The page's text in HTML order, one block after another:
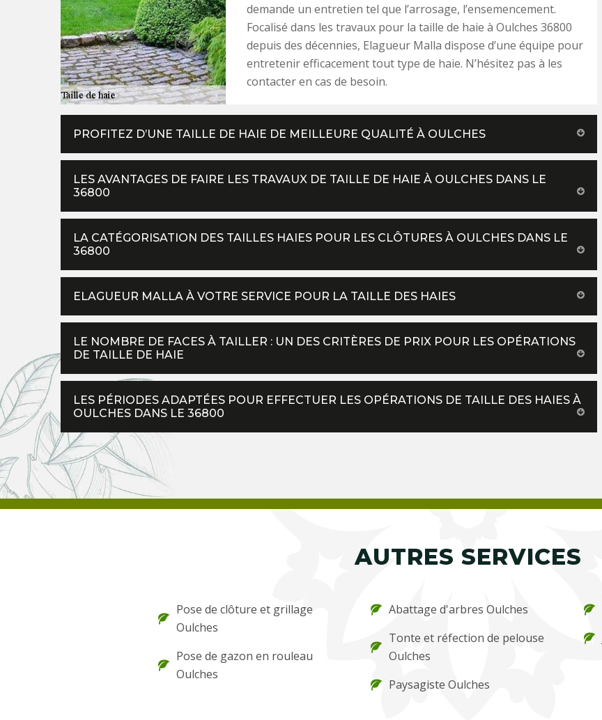
demande un entretien tel que l’arrosage, l’ensemencement.
Focalisé dans les travaux pour la taille de haie à Oulches 36800
depuis des décennies, Elagueur Malla dispose d’une équipe pour
entretenir efficacement tout type de haie. N’hésitez pas à les
contacter en cas de besoin.
PROFITEZ D’UNE TAILLE DE HAIE DE MEILLEURE QUALITÉ À OULCHES
LES AVANTAGES DE FAIRE LES TRAVAUX DE TAILLE DE HAIE À OULCHES DANS LE
36800
LA CATÉGORISATION DES TAILLES HAIES POUR LES CLÔTURES À OULCHES DANS LE
36800
ELAGUEUR MALLA À VOTRE SERVICE POUR LA TAILLE DES HAIES
LE NOMBRE DE FACES À TAILLER : UN DES CRITÈRES DE PRIX POUR LES OPÉRATIONS
DE TAILLE DE HAIE
LES PÉRIODES ADAPTÉES POUR EFFECTUER LES OPÉRATIONS DE TAILLE DES HAIES À
OULCHES DANS LE 36800
AUTRES SERVICES
Pose de clôture et grillage
Oulches
Pose de gazon en rouleau
Oulches
Abattage d'arbres Oulches
Tonte et réfection de pelouse
Oulches
Paysagiste Oulches